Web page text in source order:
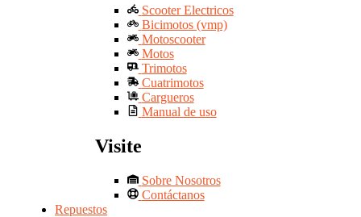
Scooter Electricos
Bicimotos (vmp)
Motoscooter
Motos
Trimotos
Cuatrimotos
Cargueros
Manual de uso
Visite
Sobre Nosotros
Contáctanos
Repuestos